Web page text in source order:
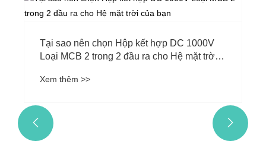
Tại sao nên chọn Hộp kết hợp DC 1000V
Loại MCB 2 trong 2 đầu ra cho Hệ mặt trời
Xem thêm >>
 